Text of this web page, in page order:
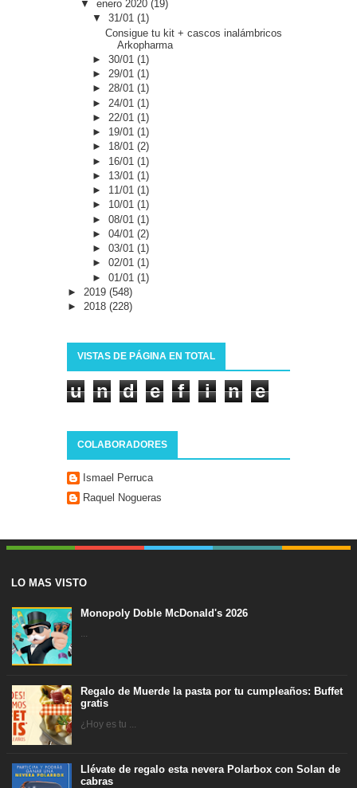
▼ enero 2020 (19)
▼31/01(1)
Consigue tu kit + cascos inalámbricos
Arkopharma
►30/01(1)
►29/01(1)
►28/01(1)
► 24/01(1)
► 22/01(1)
► 19/01(1)
► 18/01(2)
► 16/01(1)
► 13/01(1)
► 11/01(1)
► 10/01(1)
►08/01(1)
►04/01(2)
►03/01(1)
►02/01(1)
►01/01(1)
► 2019 (548)
► 2018 (228)
VISTAS DE PÁGINA EN TOTAL
u n d e f i n
e
COLABORADORES
Ismael Perruca
Raquel Nogueras
LO MAS VISTO
Monopoly Doble McDonald's 2026
...
Regalo de Muerde la pasta por tu cumpleaños: Buffet
gratis
¿Hoy es tu ...
Llévate de regalo esta nevera Polarbox con Solan de
cabras